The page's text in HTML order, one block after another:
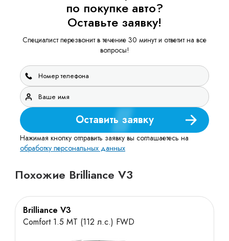
по покупке авто?
Оставьте заявку!
Специалист перезвонит в течение 30 минут и ответит на все
вопросы!
Оставить заявку
Нажимая кнопку отправить заявку вы соглашаетесь на
обработку персональных данных
Похожие Brilliance V3
Brilliance V3
Comfort 1.5 MT (112 л.с.) FWD